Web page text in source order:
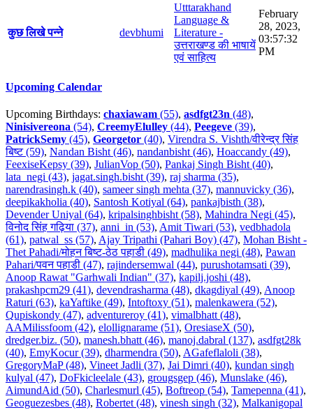
कुछ लिखे पन्ने devbhumi
Utttarakhand
Language &
Literature -
उत्तराखण्ड की भाषायें
एवं साहित्य
February
28, 2023,
03:57:32
PM
Upcoming Calendar
Upcoming Birthdays: chaxiawam (55), asdfgt23n (48),
Ninisivereona (54), CreemyElulley (44), Peegeve (39),
PatrickSemy (45), Georgetor (40), Virendra S. Vishth/वीरेन्द्र सिंह
बिष्ट (59), Nandan Bisht (46), nandanbisht (46), Hoaccandy (49),
FeexiseKepsy (39), JulianVop (50), Pankaj Singh Bisht (40),
lata_negi (43), jagat.singh.bisht (39), raj sharma (35),
narendrasingh.k (40), sameer singh mehta (37), mannuvicky (36),
deepikakholia (40), Santosh Kotiyal (64), pankajbisth (38),
Devender Uniyal (64), kripalsinghbisht (58), Mahindra Negi (45),
विनोद सिंह गढ़िया (37), anni_in (53), Amit Tiwari (53), vedbhadola
(61), patwal_ss (57), Ajay Tripathi (Pahari Boy) (47), Mohan Bisht -
Thet Pahadi/मोहन बिष्ट-ठेठ पहाडी (49), madhulika negi (48), Pawan
Pahari/पवन पहाडी (47), rajindersemwal (44), purushotamsati (39),
Anoop Rawat "Garhwali Indian" (37), kapilj.joshi (48),
prakashpcm29 (41), devendrasharma (48), dkagdiyal (49), Anoop
Raturi (63), kaYaftike (49), Intoftoxy (51), malenkawera (52),
Qupiskondy (47), adventureroy (41), vimalbhatt (48),
AAMilissfoom (42), elollignarame (51), OresiaseX (50),
dredger.biz. (50), manesh.bhatt (46), manoj.dabral (137), asdfgt28k
(40), EmyKocur (39), dharmendra (50), AGafeflaloli (38),
GregoryMaP (48), Vineet Jadli (37), Jai Dimri (40), kundan singh
kulyal (47), DoFkicleelale (43), grougsgep (46), Munslake (46),
AimundAid (50), Charlesmurl (45), Boftreop (54), Tamepenna (41),
Geoguezesbes (48), Robertet (48), vinesh singh (32), Malkanigopal